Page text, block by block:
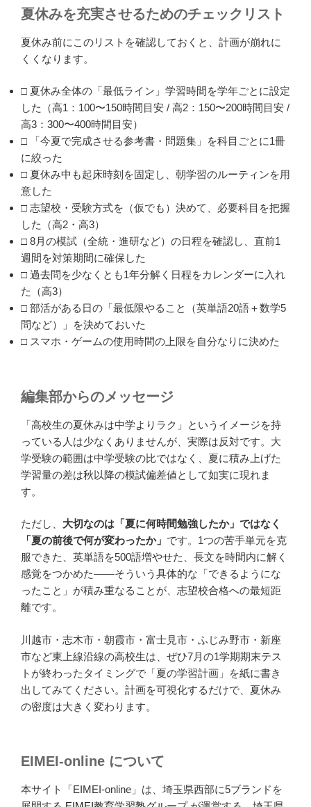
夏休みを充実させるためのチェックリスト
夏休み前にこのリストを確認しておくと、計画が崩れに
くくなります。
□ 夏休み全体の「最低ライン」学習時間を学年ごとに設定
した（高1：100〜150時間目安 / 高2：150〜200時間目安 /
高3：300〜400時間目安）
□ 「今夏で完成させる参考書・問題集」を科目ごとに1冊
に絞った
□ 夏休み中も起床時刻を固定し、朝学習のルーティンを用
意した
□ 志望校・受験方式を（仮でも）決めて、必要科目を把握
した（高2・高3）
□ 8月の模試（全統・進研など）の日程を確認し、直前1
週間を対策期間に確保した
□ 過去問を少なくとも1年分解く日程をカレンダーに入れ
た（高3）
□ 部活がある日の「最低限やること（英単語20語＋数学5
問など）」を決めておいた
□ スマホ・ゲームの使用時間の上限を自分なりに決めた
編集部からのメッセージ
「高校生の夏休みは中学よりラク」というイメージを持
っている人は少なくありませんが、実際は反対です。大
学受験の範囲は中学受験の比ではなく、夏に積み上げた
学習量の差は秋以降の模試偏差値として如実に現れま
す。
ただし、 大切なのは「夏に何時間勉強したか」ではなく
「夏の前後で何が変わったか」 です。1つの苦手単元を克
服できた、英単語を500語増やせた、長文を時間内に解く
感覚をつかめた——そういう具体的な「できるようにな
ったこと」が積み重なることが、志望校合格への最短距
離です。
川越市・志木市・朝霞市・富士見市・ふじみ野市・新座
市など東上線沿線の高校生は、ぜひ7月の1学期期末テス
トが終わったタイミングで「夏の学習計画」を紙に書き
出してみてください。計画を可視化するだけで、夏休み
の密度は大きく変わります。
EIMEI-online について
本サイト「EIMEI-online」は、埼玉県西部に5ブランドを